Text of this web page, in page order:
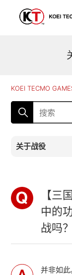
KOEI TECMO
关于战役
【三
中的
战吗？
并非如